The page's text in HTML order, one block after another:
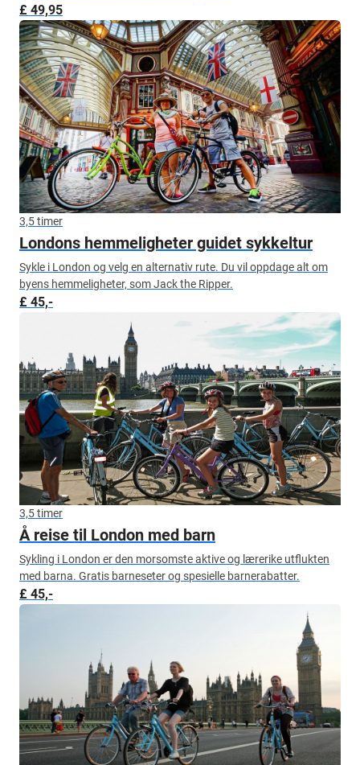
£ 49,95
3,5 timer
Londons hemmeligheter guidet sykkeltur
Sykle i London og velg en alternativ rute. Du vil oppdage alt om
byens hemmeligheter, som Jack the Ripper.
£ 45,-
3,5 timer
Å reise til London med barn
Sykling i London er den morsomste aktive og lærerike utflukten
med barna. Gratis barneseter og spesielle barnerabatter.
£ 45,-